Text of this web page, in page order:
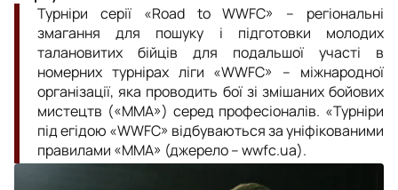
Турніри серії «Road to WWFC» – регіональні
змагання для пошуку і підготовки молодих
талановитих бійців для подальшої участі в
номерних турнірах ліги «WWFC» – міжнародної
організації, яка проводить бої зі змішаних бойових
мистецтв («ММА») серед професіоналів. «Турніри
під егідою «WWFC» відбуваються за уніфікованими
правилами «ММА» (джерело – wwfc.ua).